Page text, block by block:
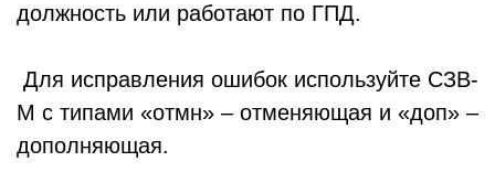
должность или работают по ГПД.
Для исправления ошибок используйте СЗВ-
М с типами «отмн» – отменяющая и «доп» –
дополняющая.